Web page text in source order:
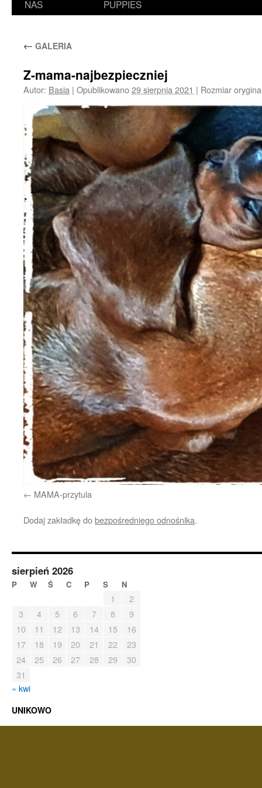
NAS
PUPPIES
← GALERIA
Z-mama-najbezpieczniej
Autor: Basia | Opublikowano29 sierpnia 2021 | Rozmiar
MAMA-przytula
Dodaj zakładkę dobezpośredniego odnośnika.
sierpień 2026
P W Ś C P S N
1
2
3
4 5 6 7 8
9
10
11 12 13 14 15
16
17
18 19 20 21 22
23
24
25 26 27 28 29
30
31
« kwi
UNIKOWO